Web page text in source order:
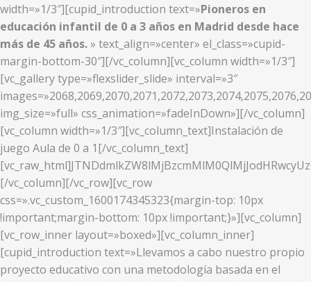
width=»1/3″][cupid_introduction text=»Pioneros en
educación infantil de 0 a 3 años en Madrid desde hace
más de 45 años.» text_align=»center» el_class=»cupid-
margin-bottom-30″][/vc_column][vc_column width=»1/3″]
[vc_gallery type=»flexslider_slide» interval=»3″
img_size=»full» css_animation=»fadeInDown»][/vc_column]
[vc_column width=»1/3″][vc_column_text]Instalación de
juego Aula de 0 a 1[/vc_column_text]
[/vc_column][/vc_row][vc_row
css=».vc_custom_1600174345323{margin-top: 10px
!important;margin-bottom: 10px !important;}»][vc_column]
[vc_row_inner layout=»boxed»][vc_column_inner]
[cupid_introduction text=»Llevamos a cabo nuestro propio
proyecto educativo con una metodología basada en el